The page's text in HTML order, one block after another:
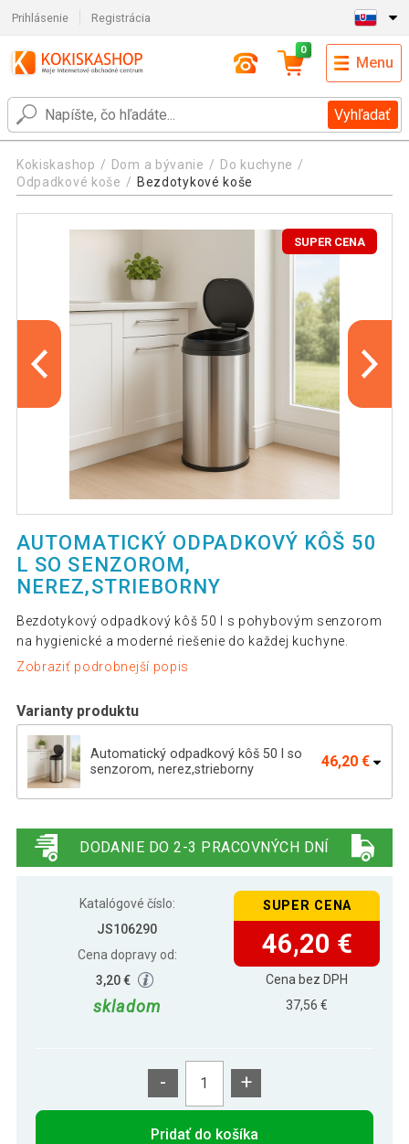
Prihlásenie Registrácia
Vyhľadať
0
Menu
Kokiskashop Dom a bývanie
Do kuchyne
Odpadkové koše
Bezdotykové koše
SUPER CENA
AUTOMATICKÝ ODPADKOVÝ KÔŠ 50
L SO SENZOROM,
NEREZ,STRIEBORNY
Bezdotykový odpadkový kôš 50 l s pohybovým senzorom
na hygienické a moderné riešenie do každej kuchyne.
Zobraziť podrobnejší popis
Varianty produktu
Automatický odpadkový kôš 50 l so
senzorom, nerez,strieborny
46,20 €
pohybovým senzorom, nerez
DODANIE DO 2-3 PRACOVNÝCH DNÍ
Katalógové číslo:
JS106290
Cena dopravy od:
3,20 €
skladom
SUPER CENA
46,20 €
Cena bez DPH
37,56 €
- +
Pridať do košíka